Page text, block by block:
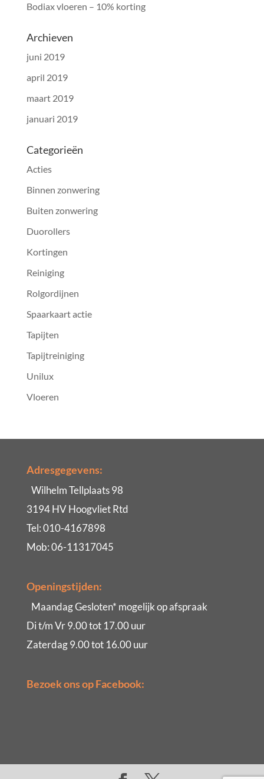
Bodiax vloeren – 10% korting
Archieven
juni 2019
april 2019
maart 2019
januari 2019
Categorieën
Acties
Binnen zonwering
Buiten zonwering
Duorollers
Kortingen
Reiniging
Rolgordijnen
Spaarkaart actie
Tapijten
Tapijtreiniging
Unilux
Vloeren
Adresgegevens:
Wilhelm Tellplaats 98
3194 HV Hoogvliet Rtd
Tel: 010-4167898
Mob: 06-11317045
Openingstijden:
Maandag Gesloten* mogelijk op afspraak
Di t/m Vr 9.00 tot 17.00 uur
Zaterdag 9.00 tot 16.00 uur
Bezoek ons op Facebook: